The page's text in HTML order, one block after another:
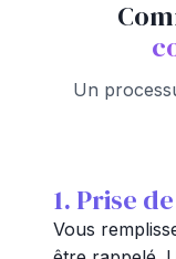
Un
1. Prise
Vous